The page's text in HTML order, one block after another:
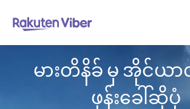
မားတိနိခ် မှ အိုင်ယ
ဖုန်းခေါ်ဆိုပုံ